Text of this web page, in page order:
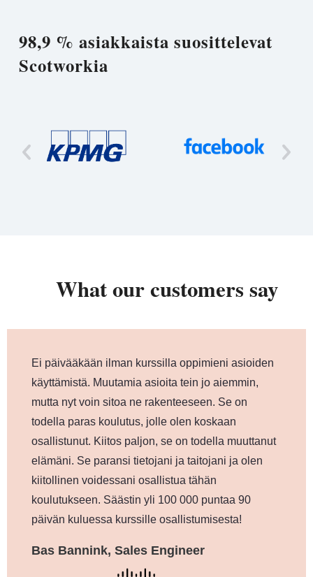
98,9 % asiakkaista suosittelevat
Scotworkia
What our customers say
Ei päivääkään ilman kurssilla oppimieni asioiden
käyttämistä. Muutamia asioita tein jo aiemmin,
mutta nyt voin sitoa ne rakenteeseen. Se on
todella paras koulutus, jolle olen koskaan
osallistunut. Kiitos paljon, se on todella muuttanut
elämäni. Se paransi tietojani ja taitojani ja olen
kiitollinen voidessani osallistua tähän
koulutukseen. Säästin yli 100 000 puntaa 90
päivän kuluessa kurssille osallistumisesta!
Bas Bannink, Sales Engineer